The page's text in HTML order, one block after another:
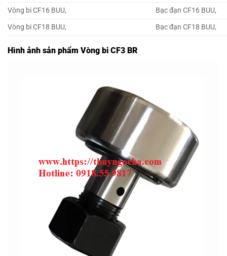
Vòng bi CF16 BUU,
Bạc đạn CF16 BUU,
Vòng bi CF18 BUU,
Bạc đạn CF18 BUU,
Hình ảnh sản phẩm Vòng bi CF3 BR